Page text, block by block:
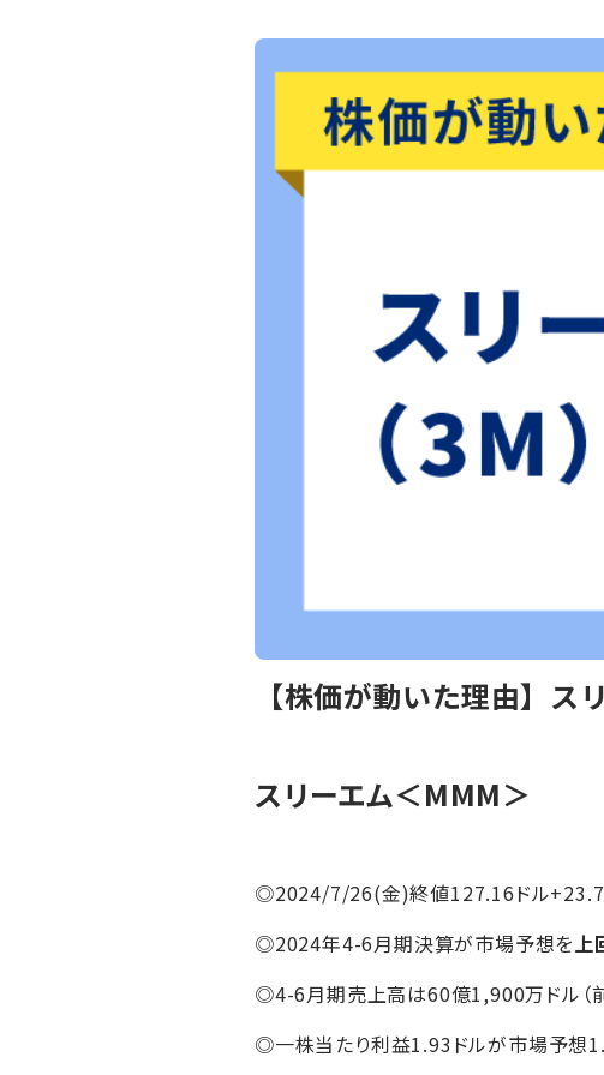
【株価が動いた理由】ス
スリーエム＜MMM＞
◎2024/7/26(金)終値127.16ドル
◎2024年4-6月期決算が市場予想を 上
◎4-6月期売上高は60億1,900万ドル（
◎一株当たり利益1.93ドルが市場予想